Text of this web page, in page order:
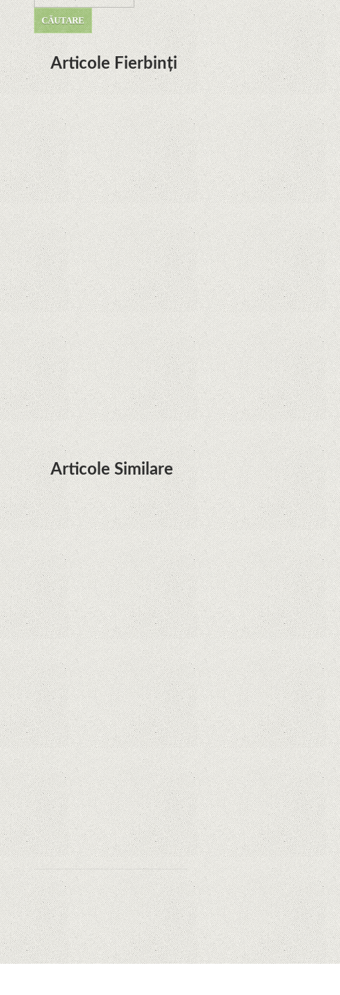
Articole Fierbinți
Dota Anime venind la Netflix în
această lună de la Legenda Korra
Studio Mir
Curtea Supremă reglementează în
favoarea Google în Oracle Java
Fight
Zvon: aplicațiile Google nu se mai
pot instala pe terminalele Huawei
cu procesoare Kirin
Huawei P50 primeşte o posibilă
dată de lansare şi e mai curând
decât credeam; Are cameră
telephoto cu zoom optic variabil
Articole Similare
Descoperire remarcabilă. Genomul
uman nu mai are secrete
iPhone 12 Mini, bijuteria - TECH
REVIEW
Apple cedează, în sfârșit. Piese de
schimb pentru iPhone și Mac, puse
în vânzare
Rețelele sociale au pierdut deja 10
miliarde de dolari din cauza noilor
reguli Apple privind urmărirea
utilizatorilor